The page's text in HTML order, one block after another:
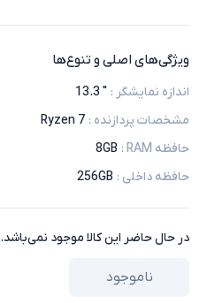
ویژگی‌های اصلی و تنوع‌ها
اندازه نمایشگر :
" 13.3
مشخصات پردازنده :
Ryzen 7
حافظه RAM
:
8GB
حافظه داخلی :
256GB
در حال حاضر این کالا موجود نمی‌باشد.
ناموجود